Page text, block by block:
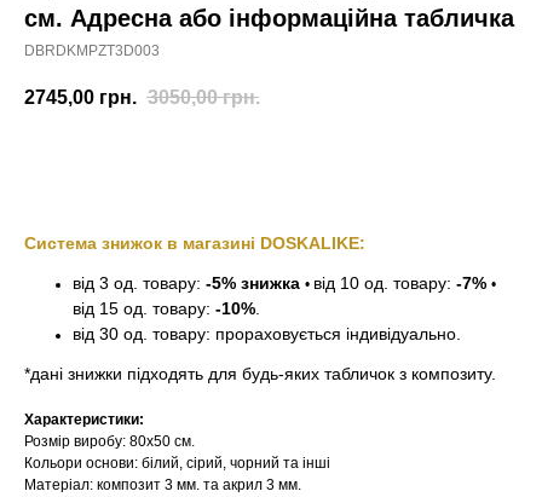
см. Адресна або інформаційна табличка
DBRDKMPZT3D003
2745,00 грн. 3050,00 грн.
Система знижок в магазині DOSKALIKE:
від 3 од. товару: -5% знижка • від 10 од. товару: -7% •
від 15 од. товару: -10%.
від 30 од. товару: прораховується індивідуально.
*дані знижки підходять для будь-яких табличок з композиту.
Характеристики:
Розмір виробу: 80х50 см.
Кольори основи: білий, сірий, чорний та інші
Матеріал: композит 3 мм. та акрил 3 мм.